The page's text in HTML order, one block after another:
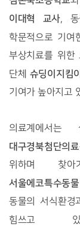
이대혁 교사, 동
학문적으로 기
부상치료를 위한
단체 슈딩이지킴
기여가 높아지고
의료계에서
대구경북첨단의
위하며 찾
서울에코특수동
동물의 서식환경
힘쓰고